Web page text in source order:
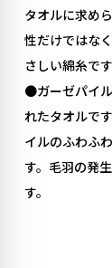
タオルに求め
性だけではな
さしい綿糸です
●ガーゼパイ
れたタオルで
イルのふわふ
す。毛羽の発
す。